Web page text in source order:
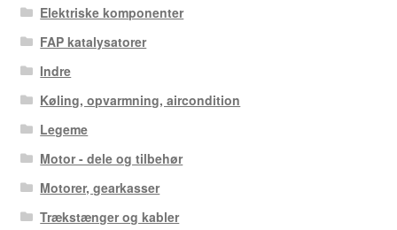
Elektriske komponenter
FAP katalysatorer
Indre
Køling, opvarmning, aircondition
Legeme
Motor - dele og tilbehør
Motorer, gearkasser
Trækstænger og kabler